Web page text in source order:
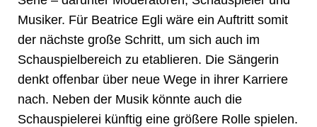
Musiker. Für Beatrice Egli wäre ein Auftritt somit
der nächste große Schritt, um sich auch im
Schauspielbereich zu etablieren. Die Sängerin
denkt offenbar über neue Wege in ihrer Karriere
nach. Neben der Musik könnte auch die
Schauspielerei künftig eine größere Rolle spielen.